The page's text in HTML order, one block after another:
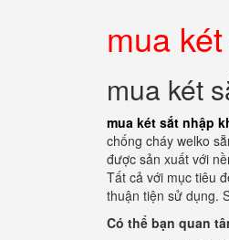
mua
mua két
mua két sắt nhập
chống cháy welko
được sản xuất với
Tất cả với mục tiêu
thuận tiện sử dụng.
Có thể bạn quan